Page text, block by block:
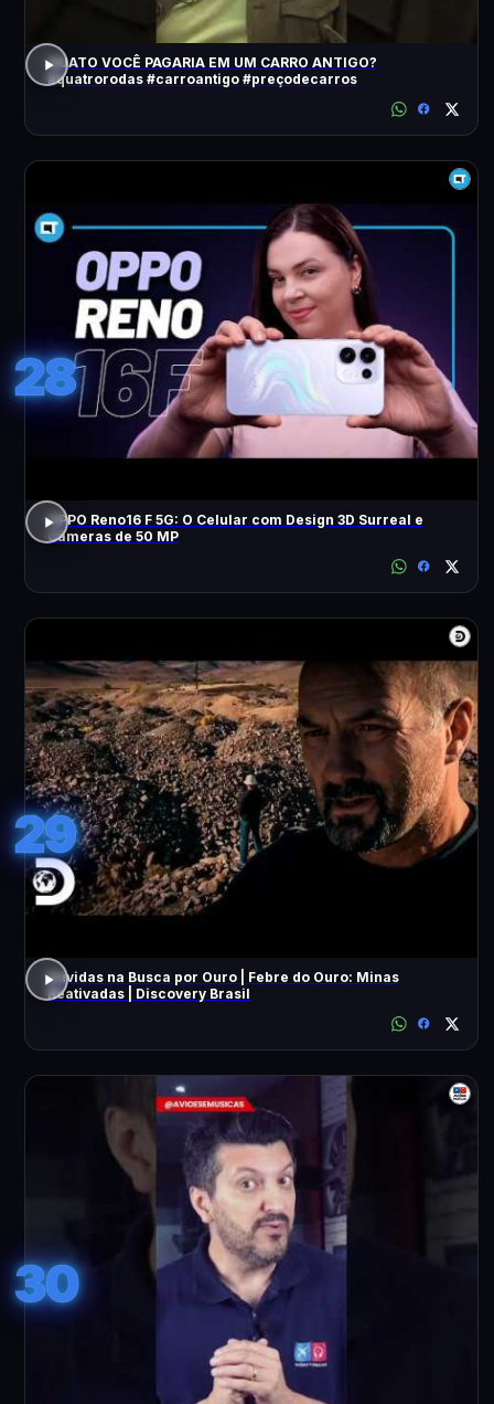
QUATO VOCÊ PAGARIA EM UM CARRO ANTIGO?
#quatrorodas #carroantigo #preçodecarros
28
OPPO Reno16 F 5G: O Celular com Design 3D Surreal e
Câmeras de 50 MP
29
Dúvidas na Busca por Ouro | Febre do Ouro: Minas
Reativadas | Discovery Brasil
30